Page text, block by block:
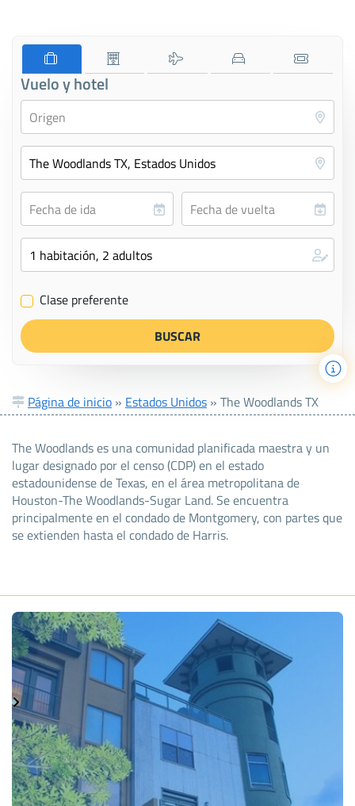
Vuelo y hotel
✔ Clase preferente
Página de inicio » Estados Unidos » The Woodlands TX
The Woodlands es una comunidad planificada maestra y un
lugar designado por el censo (CDP) en el estado
estadounidense de Texas, en el área metropolitana de
Houston-The Woodlands-Sugar Land. Se encuentra
principalmente en el condado de Montgomery, con partes que
se extienden hasta el condado de Harris.